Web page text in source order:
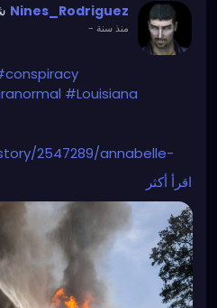
Nines_Rodriguez
منذ سنة -
#Louisiana
2547289/annabelle-
اقرأ أكثر